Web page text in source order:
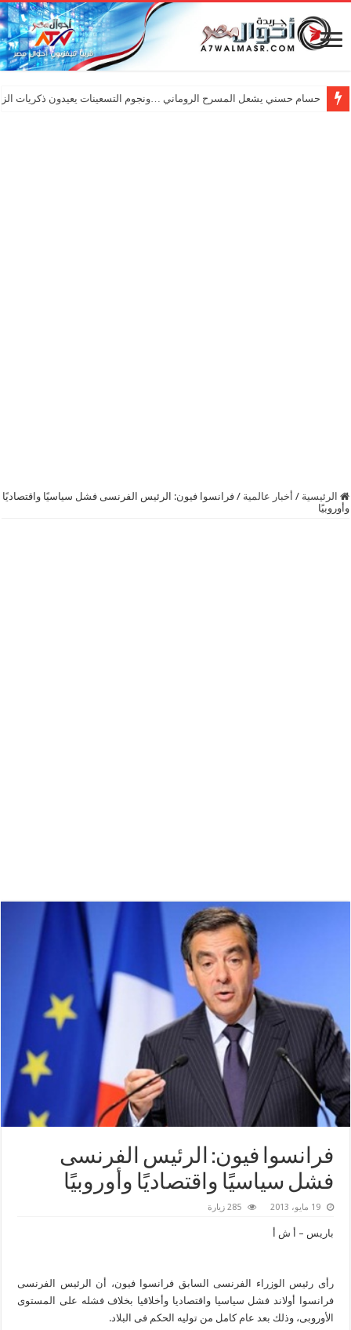
حسام حسني يشعل المسرح الروماني …ونجوم التسعينات يعيدون ذكريات
الرئيسية / أخبار عالمية / فرانسوا فيون: الرئيس الفرنسى فشل سياسيًا واقتصاديًا
وأوروبيًا
فرانسوا فيون: الرئيس الفرنسى
فشل سياسيًا واقتصاديًا وأوروبيًا
19 مايو، 2013 285 زيارة
باريس – أ ش أ
رأى رئيس الوزراء الفرنسى السابق فرانسوا فيون، أن الرئيس الفرنسى
فرانسوا أولاند فشل سياسيا واقتصاديا وأخلاقيا بخلاف فشله على المستوى
الأوروبى، وذلك بعد عام كامل من توليه الحكم فى البلاد.